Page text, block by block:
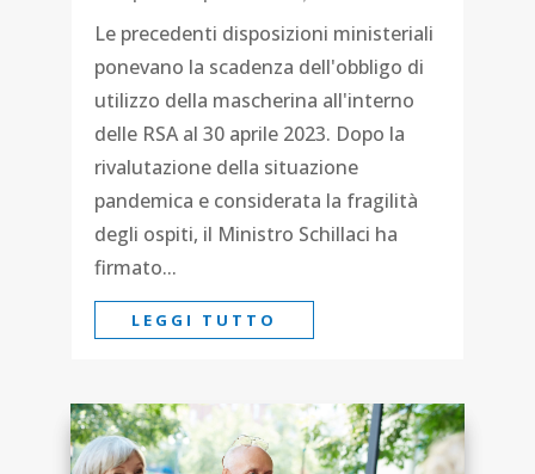
Le precedenti disposizioni ministeriali
ponevano la scadenza dell'obbligo di
utilizzo della mascherina all'interno
delle RSA al 30 aprile 2023. Dopo la
rivalutazione della situazione
pandemica e considerata la fragilità
degli ospiti, il Ministro Schillaci ha
firmato...
LEGGI TUTTO